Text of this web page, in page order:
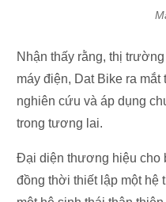
Nhận thấy rằng, thị
máy điện, Dat Bike ra
nghiên cứu và áp dụng
trong tương lai.
Đại diện thương hiệu cho
đồng thời thiết lập một hệ